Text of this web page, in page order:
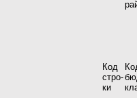
Код
стро-
ки